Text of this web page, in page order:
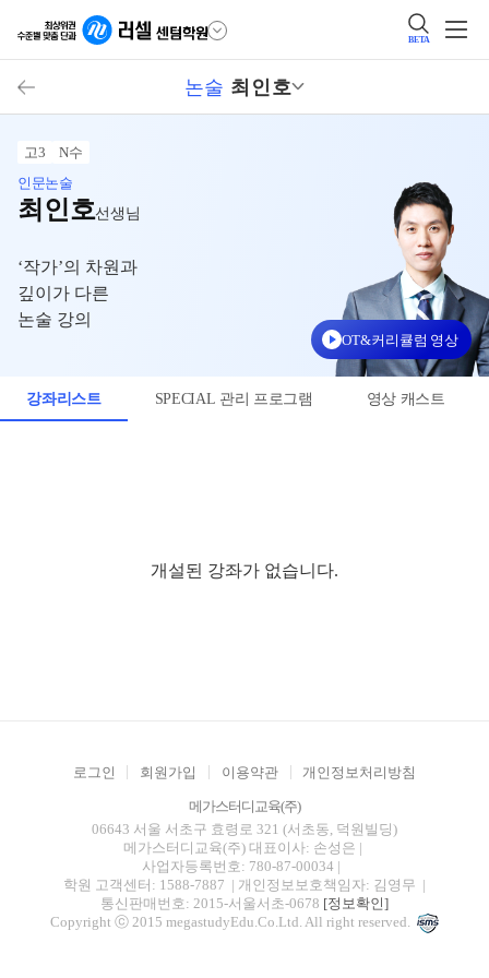
BETA
논술 최인호
고3
N수
인문논술
최인호선생님
‘작가’의 차원과
깊이가 다른
논술 강의
OT&커리큘럼 영상
강좌리스트 SPECIAL 관리 프로그램 영상 캐스트
개설된 강좌가 없습니다.
로그인 회원가입 이용약관 개인정보처리방침
메가스터디교육(주)
06643 서울 서초구 효령로 321 (서초동, 덕원빌딩)
메가스터디교육(주) 대표이사: 손성은 |
사업자등록번호: 780-87-00034 |
학원 고객센터: 1588-7887 | 개인정보보호책임자: 김영무 |
통신판매번호: 2015-서울서초-0678 [정보확인]
Copyright ⓒ 2015 megastudyEdu.Co.Ltd. All right reserved.